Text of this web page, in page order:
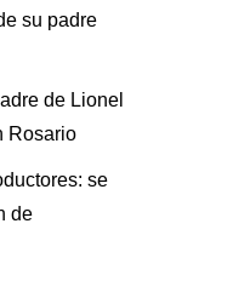
su padre
de Lionel
Rosario
se
de